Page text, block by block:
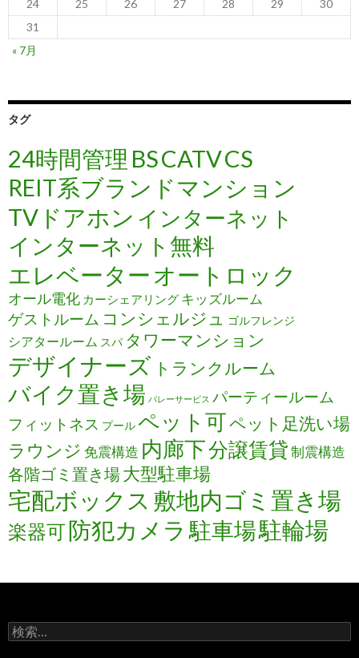
24 25 26 27 28 29
30
31
« 7月
タグ
24時間管理 BSCATVCS
REIT系ブランドマンション
TVドアホン インターネット
インターネット無料
エレベーター オートロック
オール電化 カーシェアリング キッズルーム
ゲストルーム コンシェルジュ ゴルフレンジ
シアタールーム スパ タワーマンション
デザイナーズ トランクルーム
バイク置き場 バレーサービス パーティールーム
フィットネス プールペット可ペット足洗い場
ラウンジ 免震構造 内廊下分譲賃貸制震構造
各階ゴミ置き場大型駐車場
宅配ボックス 敷地内ゴミ置き場
楽器可防犯カメラ 駐車場駐輪場
検
索: